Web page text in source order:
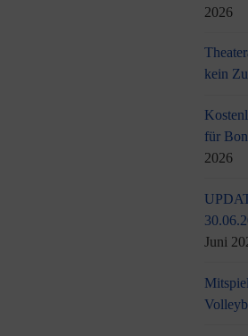
2026
kein
für
2026
Juni